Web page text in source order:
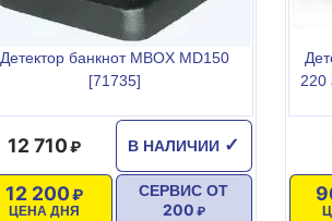
Детектор банкнот MBOX MD150
[71735]
В НАЛИЧИИ ✓
12 710
ЦЕНА ДНЯ
12 200 СЕРВИС ОТ
200
220